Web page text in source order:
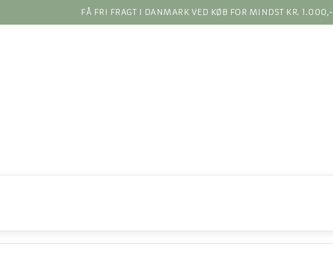
FÅ FRI FRAGT I DANMARK VED KØB FOR MINDST KR. 1.000,-